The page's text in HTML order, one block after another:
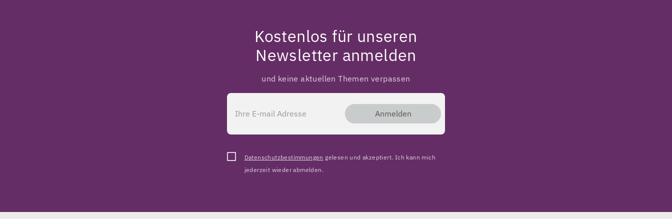
Kostenlos für unseren
Newsletter anmelden
und keine aktuellen Themen verpassen
Anmelden
Datenschutzbestimmungen gelesen und akzeptiert. Ich kann mich
jederzeit wieder abmelden.